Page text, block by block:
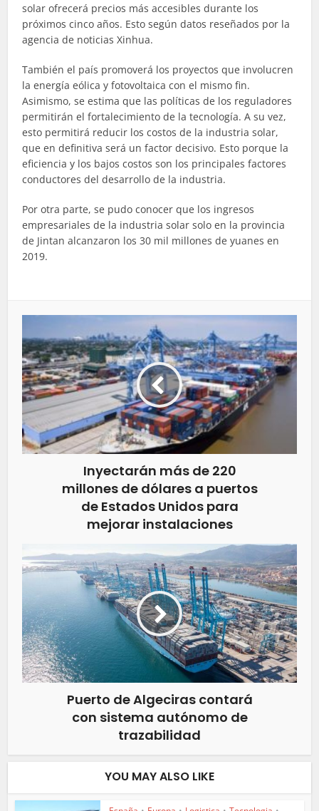
solar ofrecerá precios más accesibles durante los
próximos cinco años. Esto según datos reseñados por la
agencia de noticias Xinhua.
También el país promoverá los proyectos que involucren
la energía eólica y fotovoltaica con el mismo fin.
Asimismo, se estima que las políticas de los reguladores
permitirán el fortalecimiento de la tecnología. A su vez,
esto permitirá reducir los costos de la industria solar,
que en definitiva será un factor decisivo. Esto porque la
eficiencia y los bajos costos son los principales factores
conductores del desarrollo de la industria.
Por otra parte, se pudo conocer que los ingresos
empresariales de la industria solar solo en la provincia
de Jintan alcanzaron los 30 mil millones de yuanes en
2019.
Inyectarán más de 220
millones de dólares a puertos
de Estados Unidos para
mejorar instalaciones
Puerto de Algeciras contará
con sistema autónomo de
trazabilidad
YOU MAY ALSO LIKE